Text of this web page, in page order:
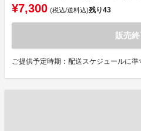
¥7,300 (税込/送料込)残り43
販売終
ご提供予定時期：配送スケジュールに準